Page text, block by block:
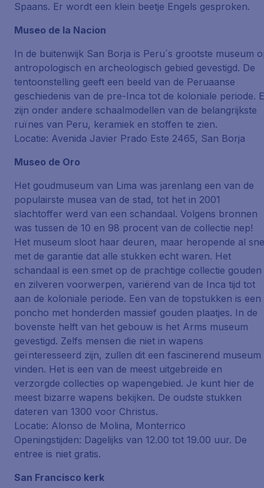
Spaans. Er wordt een klein beetje Engels gesproken.
Museo de la Nacion
In de buitenwijk San Borja is Peru´s grootste museum
antropologisch en archeologisch gebied gevestigd. De
tentoonstelling geeft een beeld van de Peruaanse
geschiedenis van de pre-Inca tot de koloniale periode.
zijn onder andere schaalmodellen van de belangrijkste
ruïnes van Peru, keramiek en stoffen te zien.
Locatie: Avenida Javier Prado Este 2465, San Borja
Museo de Oro
Het goudmuseum van Lima was jarenlang een van de
populairste musea van de stad, tot het in 2001
slachtoffer werd van een schandaal. Volgens bronnen
was tussen de 10 en 98 procent van de collectie nep!
Het museum sloot haar deuren, maar heropende al
met de garantie dat alle stukken echt waren. Het
schandaal is een smet op de prachtige collectie gouden
en zilveren voorwerpen, variërend van de Inca tijd tot
aan de koloniale periode. Een van de topstukken is een
poncho met honderden massief gouden plaatjes. In de
bovenste helft van het gebouw is het Arms museum
gevestigd. Zelfs mensen die niet in wapens
geïnteresseerd zijn, zullen dit een fascinerend museum
vinden. Het is een van de meest uitgebreide en
verzorgde collecties op wapengebied. Je kunt hier de
meest bizarre wapens bekijken. De oudste stukken
dateren van 1300 voor Christus.
Locatie: Alonso de Molina, Monterrico
Openingstijden: Dagelijks van 12.00 tot 19.00 uur. De
entree is niet gratis.
San Francisco kerk